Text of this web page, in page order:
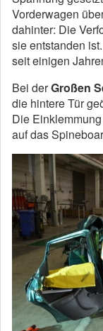
Vorderwagen
dahinter: Die
sie entstanden
seit einigen
Bei derGroßen
die hintere Tür
Die
auf das